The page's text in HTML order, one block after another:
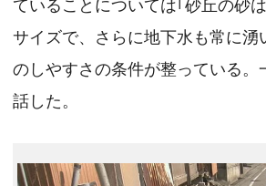
ていることについては｢砂丘の砂
サイズで、さらに地下水も常に湧
のしやすさの条件が整っている。
話した。